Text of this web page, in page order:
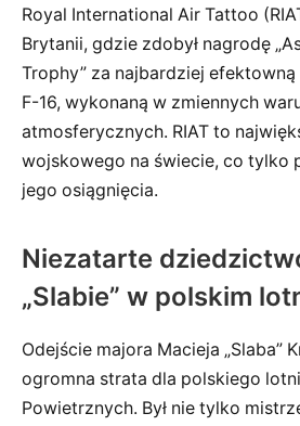
Royal International Air Tattoo
Brytanii, gdzie zdobył nagrodę
Trophy” za najbardziej
F-16, wykonaną w zmiennych
atmosferycznych. RIAT to
wojskowego na świecie, co tylko
jego osiągnięcia.
Niezatarte
„Slabie” w polskim
Odejście majora Macieja „Slaba”
ogromna strata dla polskiego
Powietrznych. Był nie tylko